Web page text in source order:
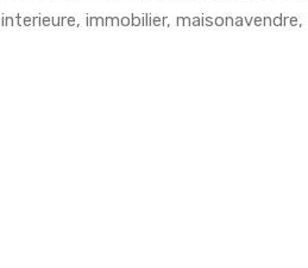
interieure, immobilier, maisonavendre,